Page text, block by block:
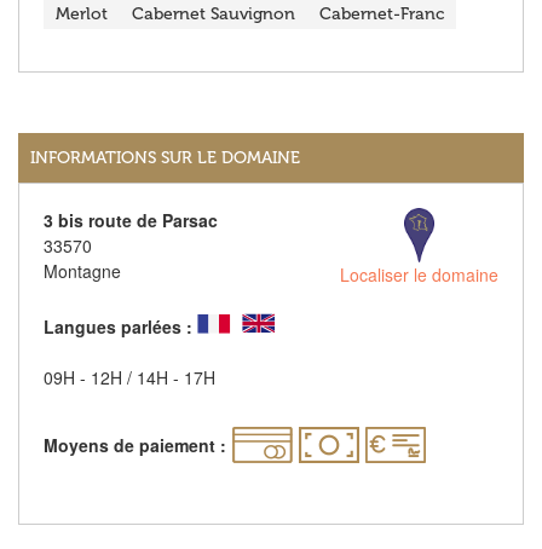
Merlot Cabernet Sauvignon Cabernet-Franc
INFORMATIONS SUR LE DOMAINE
3 bis route de Parsac
33570
Montagne
Localiser le domaine
Langues parlées :
09H - 12H / 14H - 17H
Moyens de paiement :